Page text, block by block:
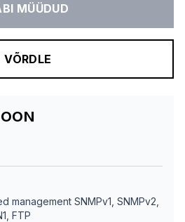
MÜÜDUD
VÕRDLE
management SNMPv1, SNMPv2,
FTP